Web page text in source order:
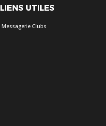
LIENS UTILES
Messagerie Clubs